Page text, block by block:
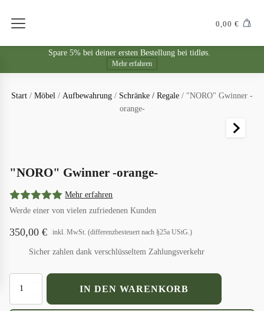
0,00 €
Spare 5% bei deiner ersten Bestellung bei tidløs.
Mehr erfahren
Start / Möbel / Aufbewahrung / Schränke / Regale / "NORO" Gwinner -
orange-
"NORO" Gwinner -orange-
Mehr erfahren
Werde einer von vielen zufriedenen Kunden
350,00 € inkl. MwSt. (differenzbesteuert nach §25a UStG.)
Sicher zahlen dank verschlüsseltem Zahlungsverkehr
-
IN DEN WARENKORB